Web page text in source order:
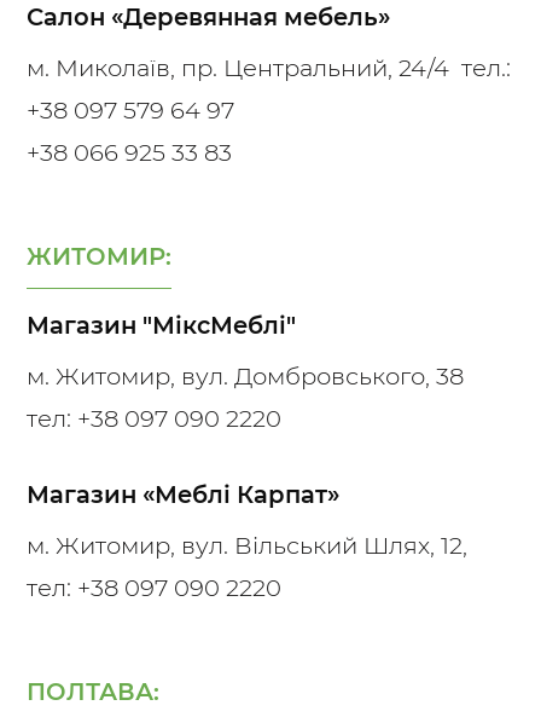
Салон «Деревянная мебель»
м. Миколаїв, пр. Центральний, 24/4 тел.:
+38 097 579 64 97
+38 066 925 33 83
ЖИТОМИР:
Магазин "МіксМеблі"
м. Житомир, вул. Домбровського, 38
тел: +38 097 090 2220
Магазин «Меблі Карпат»
м. Житомир, вул. Вільський Шлях, 12,
тел: +38 097 090 2220
ПОЛТАВА: